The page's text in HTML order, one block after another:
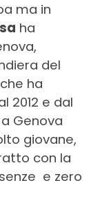
ma in
ha
del
ha
2012 e dal
a Genova
giovane,
con la
e zero